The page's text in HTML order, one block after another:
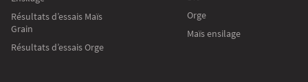
Résultats d’essais Maïs
Grain
Résultats d’essais Orge
Orge
Maïs ensilage